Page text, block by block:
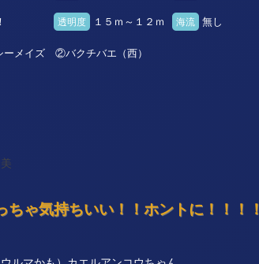
透明度 １５ｍ～１２ｍ 海流 無し
メイズ ②バクチバエ（西）
持ちいい！！ホントに！！！！